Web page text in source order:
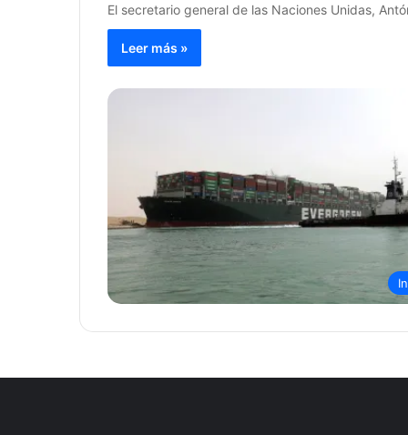
El secretario general de las Naciones Unidas,
Leer más »